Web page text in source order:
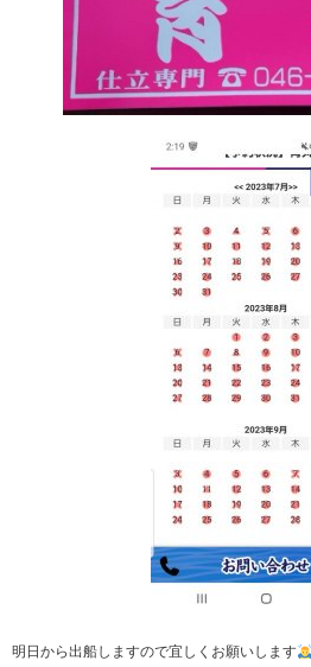
明日から出船しますので宜しくお願いします